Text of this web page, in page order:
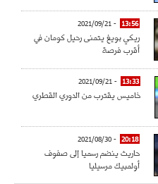
13:56
- 2021/09/21
ريكي بويغ يتمنى رحيل كومان في
أقرب فرصة
13:33
- 2021/09/21
خاميس يقترب من الدوري القطري
20:18
- 2021/08/30
حاريث ينضم رسميا إلى صفوف
أولمبيك مرسيليا